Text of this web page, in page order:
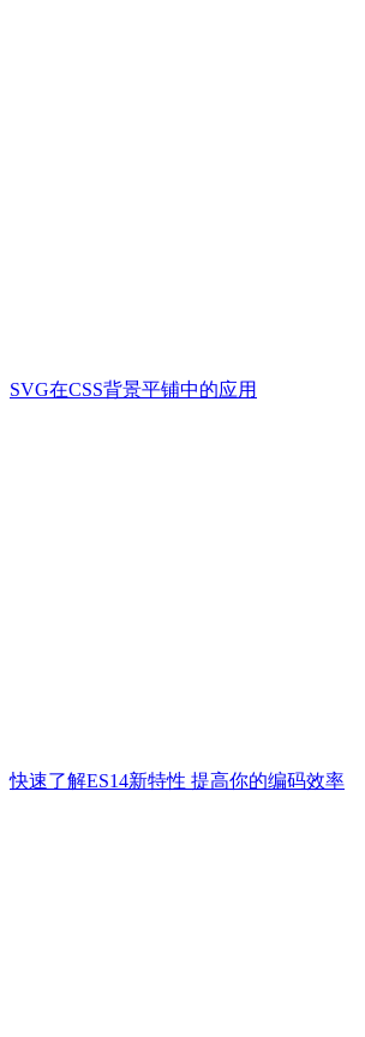
SVG在CSS背景平铺中的应用
快速了解ES14新特性 提高你的编码效率